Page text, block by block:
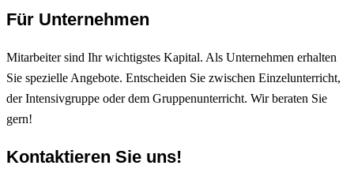
Für Unternehmen
Mitarbeiter sind Ihr wichtigstes Kapital. Als Unternehmen erhalten
Sie spezielle Angebote. Entscheiden Sie zwischen Einzelunterricht,
der Intensivgruppe oder dem Gruppenunterricht. Wir beraten Sie
gern!
Kontaktieren Sie uns!